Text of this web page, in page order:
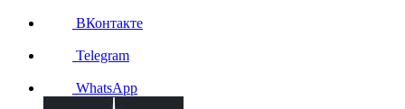
ВКонтакте
Telegram
WhatsApp